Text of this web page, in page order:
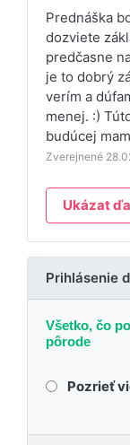
Prednáška
dozviete
predčasne
je to dobrý
verím a
menej. :)
budúcej
Zverejnené
Ukázat
Prihlásenie
Všetko, čo
pôrode
Pozrieť